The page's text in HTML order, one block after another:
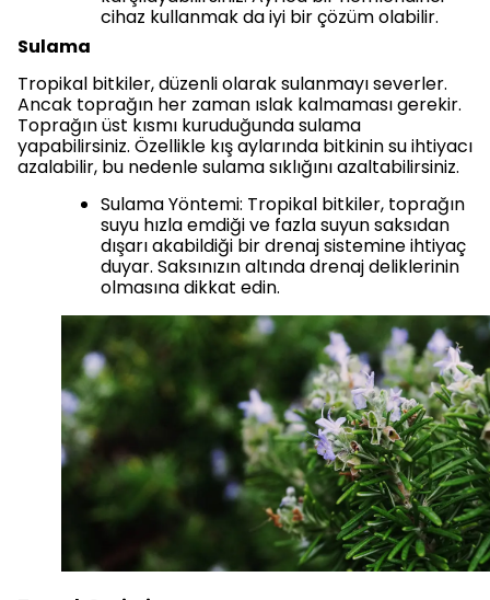
cihaz kullanmak da iyi bir çözüm olabilir.
Sulama
Tropikal bitkiler, düzenli olarak sulanmayı severler.
Ancak toprağın her zaman ıslak kalmaması gerekir.
Toprağın üst kısmı kuruduğunda sulama
yapabilirsiniz. Özellikle kış aylarında bitkinin su ihtiyacı
azalabilir, bu nedenle sulama sıklığını azaltabilirsiniz.
Sulama Yöntemi: Tropikal bitkiler, toprağın
suyu hızla emdiği ve fazla suyun saksıdan
dışarı akabildiği bir drenaj sistemine ihtiyaç
duyar. Saksınızın altında drenaj deliklerinin
olmasına dikkat edin.